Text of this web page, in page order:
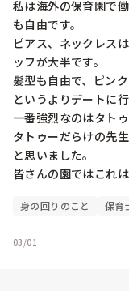
私は海外の保育園で
も自由です。
ピアス、ネックレス
ッフが大半です。
髪型も自由で、ピン
というよりデートに
一番強烈なのはタト
タトゥーだらけの先
と思いました。
皆さんの園ではこれ
身の回りのこと 保育
03/01